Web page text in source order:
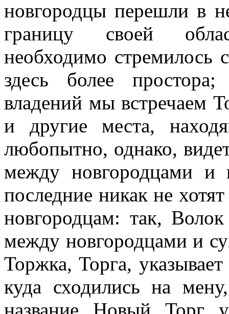
новгородцы перешли в
границу своей
необходимо стремилось
здесь более
владений мы встречаем
и другие места,
любопытно, однако,
между новгородцами и
последние никак не
новгородцам: так,
между новгородцами и
Торжка, Торга,
куда сходились на
название Новый Торг